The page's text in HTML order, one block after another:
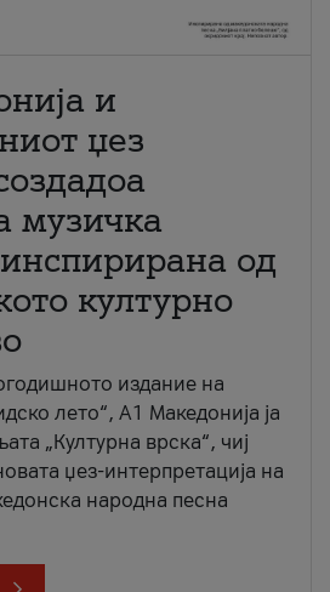
и
џез
музичка
од
културно
издание на
лето“, А1 Македонија ја
„Културна врска“, чиј
џез-интерпретација на
народна песна